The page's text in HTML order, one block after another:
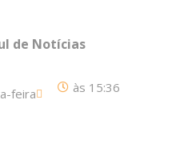
de Notícias
feira às 15:36